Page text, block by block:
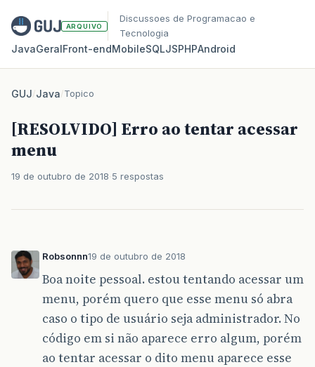
ARQUIVO
Discussoes de Programacao e
Tecnologia
JavaGeralFront‑endMobileSQLJSPHPAndroid
GUJ/Java/Topico
[RESOLVIDO] Erro ao tentar acessar
menu
19 de outubro de 2018 5 respostas
Robsonnn19 de outubro de 2018
Boa noite pessoal. estou tentando acessar um
menu, porém quero que esse menu só abra
caso o tipo de usuário seja administrador. No
código em si não aparece erro algum, porém
ao tentar acessar o dito menu aparece esse